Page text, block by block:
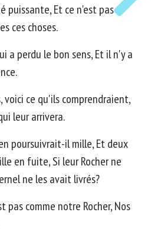
puissante, Et ce n'est pas
ces choses.
a perdu le bon sens, Et il n'y a
voici ce qu'ils comprendraient,
leur arrivera.
poursuivrait-il mille, Et deux
en fuite, Si leur Rocher ne
ne les avait livrés?
pas comme notre Rocher, Nos